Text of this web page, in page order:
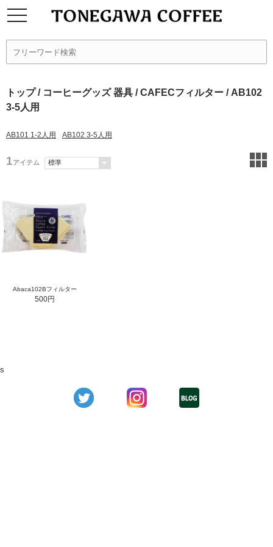
トップ/ コーヒーグッズ 器具 /CAFECフィルター / AB102
3-5人用
AB101 1-2人用 AB102 3-5人用
1アイテム
Abaca102Bフィルター
500円
s